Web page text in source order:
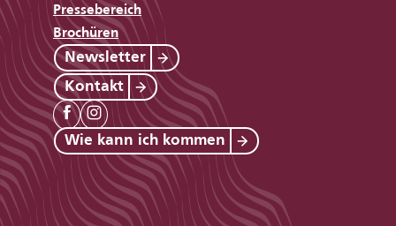
Pressebereich
Brochüren
Newsletter
Kontakt
Wie kann ich kommen